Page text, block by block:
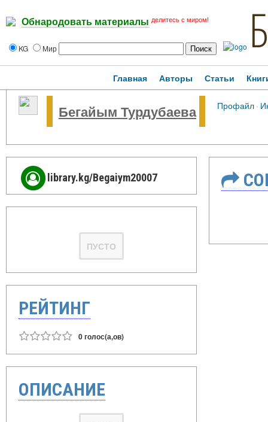
Обнародовать материалы делитесь с миром!
KG Мир
Главная Авторы Статьи
Бегайым Турдубаева Профайл·
library.kg/Begaiym20007
ПУСТО
РЕЙТИНГ
0 голос(а,ов)
ОПИСАНИЕ